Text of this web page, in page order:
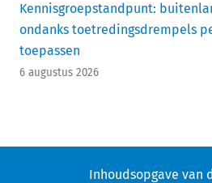
Kennisgroepstandpunt:
ondanks toetredingsdrempels
toepassen
6 augustus 2026
Inhoudsopgave van